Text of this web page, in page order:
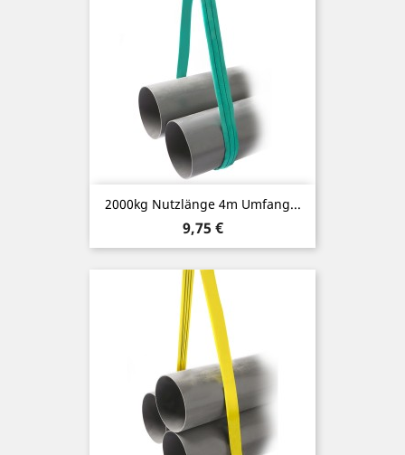
2000kg Nutzlänge 4m Umfang...
Preis
9,75 €